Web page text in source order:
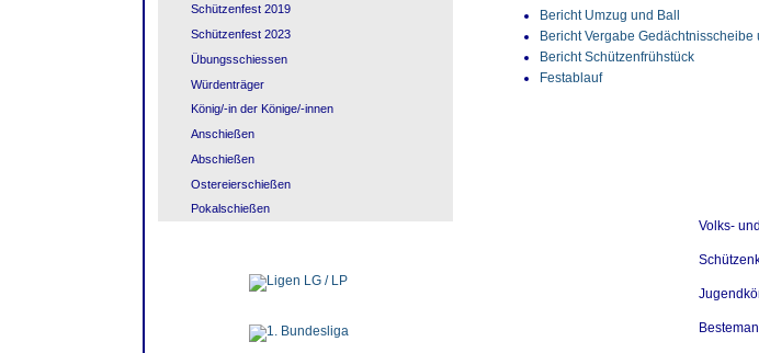
Schützenfest 2019
Schützenfest 2023
Übungsschiessen
Würdenträger
König/-in der Könige/-innen
Anschießen
Abschießen
Ostereierschießen
Pokalschießen
Bericht Umzug und Ball
Bericht Vergabe Gedächtnisscheibe
Bericht Schützenfrühstück
Festablauf
Volks-